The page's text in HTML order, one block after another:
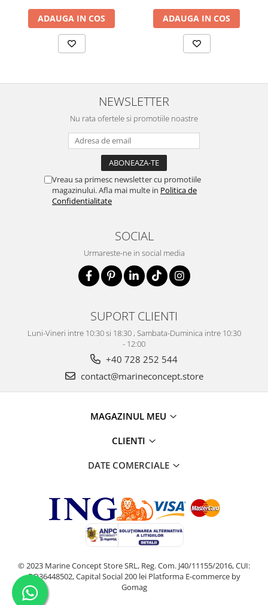
ADAUGA IN COS ADAUGA IN COS
NEWSLETTER
Nu rata ofertele si promotiile noastre
Vreau sa primesc newsletter cu promotiile
magazinului. Afla mai multe in Politica de
Confidentialitate
SOCIAL
Urmareste-ne in social media
SUPORT CLIENTI
Luni-Vineri intre 10:30 si 18:30 , Sambata-Duminica intre 10:30
- 12:00
+40 728 252 544
contact@marineconcept.store
MAGAZINUL MEU
CLIENTI
DATE COMERCIALE
© 2023 Marine Concept Store SRL, Reg. Com. J40/11155/2016, CUI:
RO36448502, Capital Social 200 lei Platforma E-commerce by
Gomag